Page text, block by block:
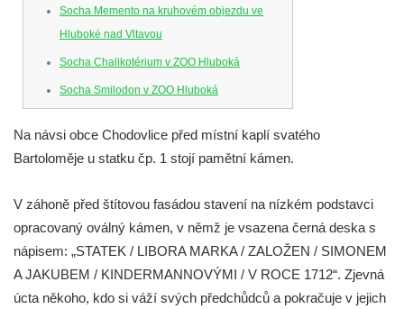
Socha Memento na kruhovém objezdu ve
Hluboké nad Vltavou
Socha Chalikotérium v ZOO Hluboká
Socha Smilodon v ZOO Hluboká
Socha Koroun bezzubý v ZOO Hluboká
Socha Medvěd jeskynní v ZOO Hluboká
Socha Mamutí lebka v ZOO Hluboká
Socha Mamut srstnatý v ZOO Hluboká
Na návsi obce Chodovlice před místní kaplí svatého
Bartoloměje u statku čp. 1 stojí pamětní kámen.
V záhoně před štítovou fasádou stavení na nízkém podstavci
opracovaný oválný kámen, v němž je vsazena černá deska s
nápisem: „STATEK / LIBORA MARKA / ZALOŽEN / SIMONEM
A JAKUBEM / KINDERMANNOVÝMI / V ROCE 1712“. Zjevná
úcta někoho, kdo si váží svých předchůdců a pokračuje v jejich